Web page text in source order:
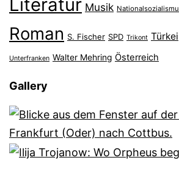
Literatur Musik
Roman S. Fischer SPD Trikont Türkei
Unterfranken Walter Mehring Österreich
Gallery